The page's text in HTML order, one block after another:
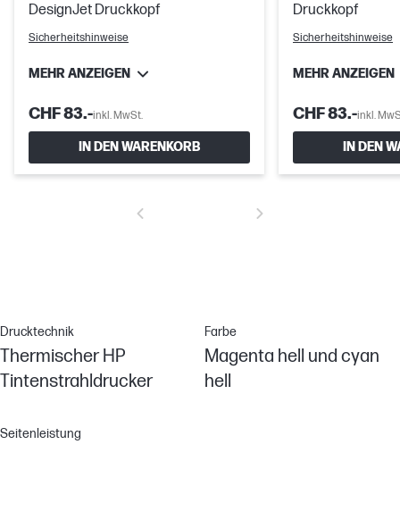
DesignJet Druckkopf
Sicherheitshinweise
MEHR ANZEIGEN
CHF 83.-inkl. MwSt.
IN DEN WARENKORB
Druckkopf
Sicherheitshinweise
MEHR ANZEIGEN
CHF 83.-inkl.
IN DEN
Drucktechnik
Thermischer HP
Tintenstrahldrucker
Farbe
Magenta hell und cyan
hell
Seitenleistung